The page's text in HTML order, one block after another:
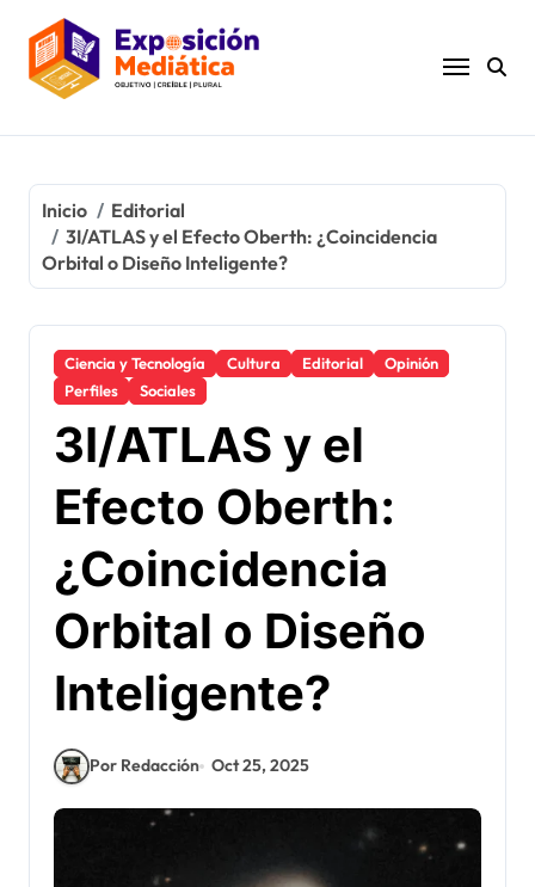
contenido
Inicio
Editorial
3I/ATLAS y el Efecto Oberth: ¿Coincidencia
Orbital o Diseño Inteligente?
Ciencia y Tecnología Cultura Editorial
Opinión
Perfiles
Sociales
3I/ATLAS y el
Efecto Oberth:
¿Coincidencia
Orbital o Diseño
Inteligente?
Por Redacción Oct 25, 2025